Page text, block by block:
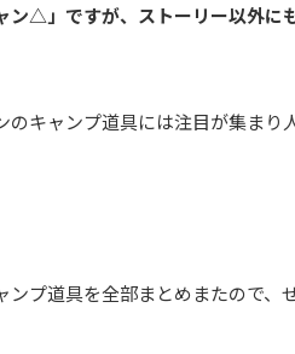
ン△」ですが、ストーリー以外に
のキャンプ道具には注目が集まり
ンプ道具を全部まとめまたので、